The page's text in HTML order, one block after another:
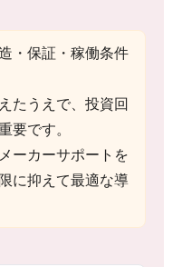
・保証・稼働条件
たうえで、投資回
要です。
ーカーサポートを
に抑えて最適な導